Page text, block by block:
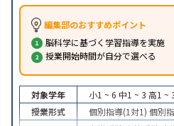
編集部のおすすめポイント
脳科学に基づく学習指導を実施
授業開始時間が自分で選べる
対象学年 小1 ~ 6 中1 ~ 3 高1 ~
授業形式
個別指導(1対1) 個別